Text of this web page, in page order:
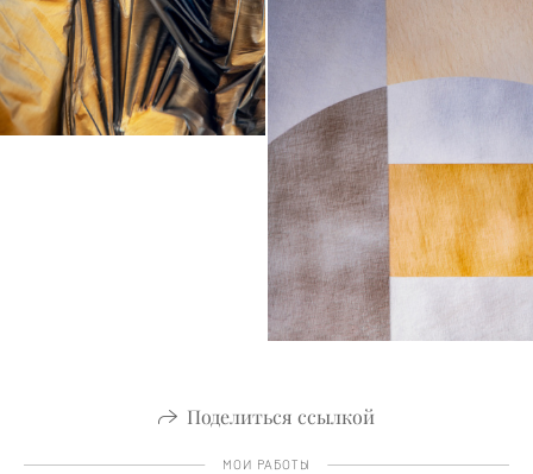
Поделиться ссылкой
МОИ РАБОТЫ